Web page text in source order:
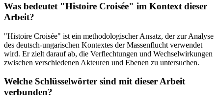
Was bedeutet "Histoire Croisée" im Kontext dieser
Arbeit?
"Histoire Croisée" ist ein methodologischer Ansatz, der zur Analyse
des deutsch-ungarischen Kontextes der Massenflucht verwendet
wird. Er zielt darauf ab, die Verflechtungen und Wechselwirkungen
zwischen verschiedenen Akteuren und Ebenen zu untersuchen.
Welche Schlüsselwörter sind mit dieser Arbeit
verbunden?